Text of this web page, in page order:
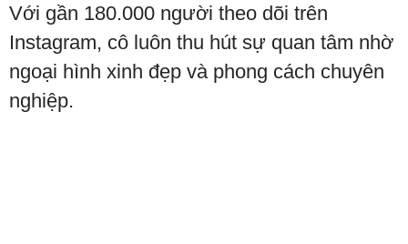
Với gần 180.000 người theo dõi trên
Instagram, cô luôn thu hút sự quan tâm nhờ
ngoại hình xinh đẹp và phong cách chuyên
nghiệp.